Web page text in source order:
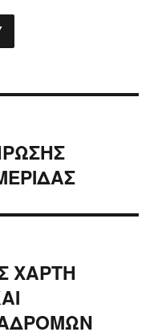
ΧΑΡΤΗ